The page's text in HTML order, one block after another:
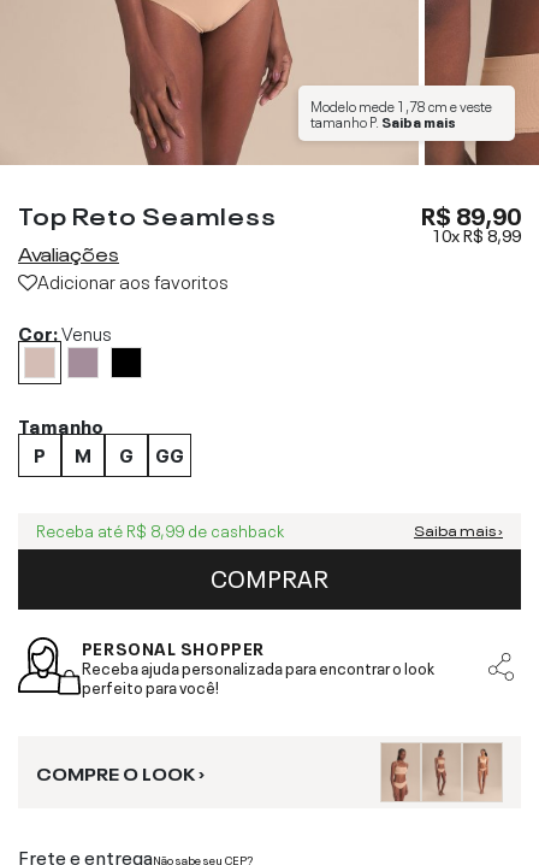
Modelo mede1,78 cme veste
tamanhoP. Saiba mais
Top Reto Seamless
Avaliações
Adicionar aos favoritos
R$ 89,90
10xR$ 8,99
Cor:Venus
Tamanho
P
M G GG
Receba até R$ 8,99 de cashback Saiba mais ›
COMPRAR
PERSONAL SHOPPER
Receba ajuda personalizada para encontrar o look
perfeito para você!
COMPRE O LOOK ›
Frete e entregaNão sabe seu CEP?